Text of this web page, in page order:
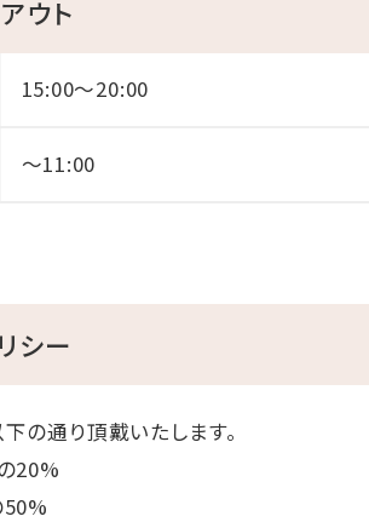
ウト
15:00～20:00
～11:00
シー
の通り頂戴いたします。
20%